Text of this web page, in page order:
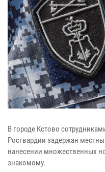
В городе Кстово
Росгвардии задержан
нанесении множественных
знакомому.